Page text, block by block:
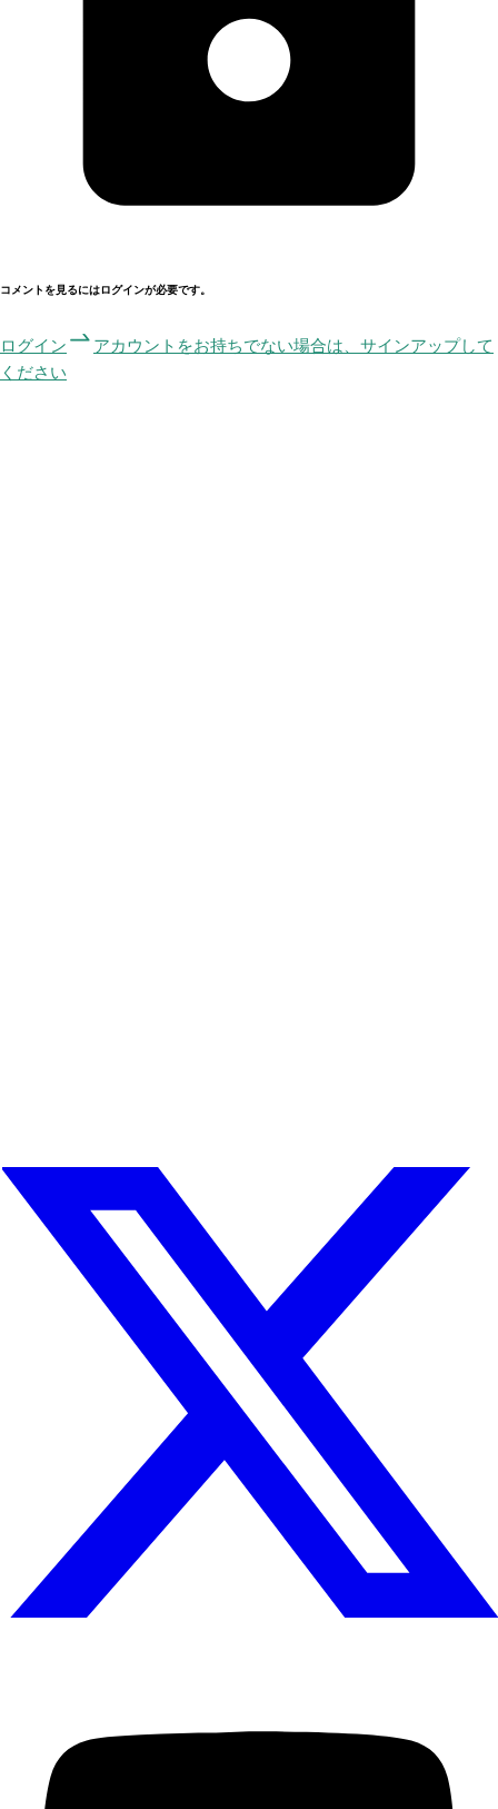
コメントを見るにはログインが必要です。
ログイン
アカウントをお持ちでない場合は、サインアップして
ください